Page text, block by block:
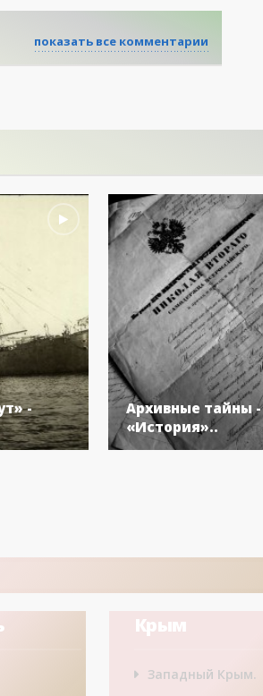
показать все комментарии
-
Архивные тайны -
«История»..
Крым
Западный Крым.